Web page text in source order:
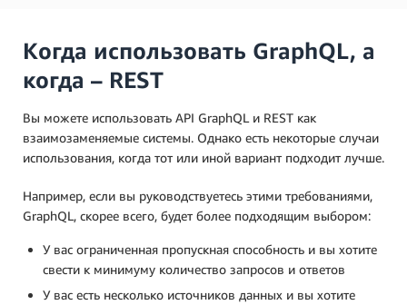
Когда использовать GraphQL, а
когда – REST
Вы можете использовать API GraphQL и REST как
взаимозаменяемые системы. Однако есть некоторые случаи
использования, когда тот или иной вариант подходит лучше.
Например, если вы руководствуетесь этими требованиями,
GraphQL, скорее всего, будет более подходящим выбором:
У вас ограниченная пропускная способность и вы хотите
свести к минимуму количество запросов и ответов
У вас есть несколько источников данных и вы хотите